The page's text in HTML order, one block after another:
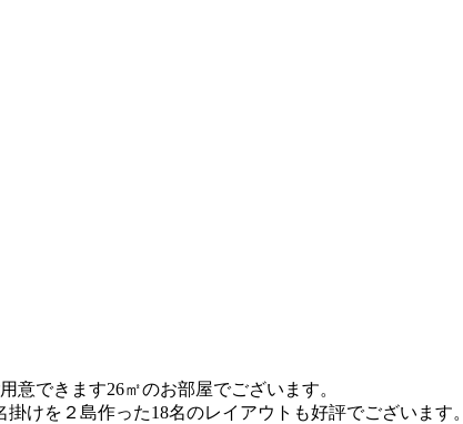
意できます26㎡のお部屋でございます。
けを２島作った18名のレイアウトも好評でございます。